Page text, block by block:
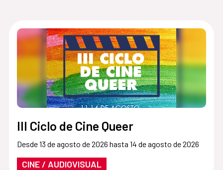
III Ciclo de Cine Queer
Desde 13 de agosto de 2026 hasta 14 de agosto de 2026
CINE / AUDIOVISUAL